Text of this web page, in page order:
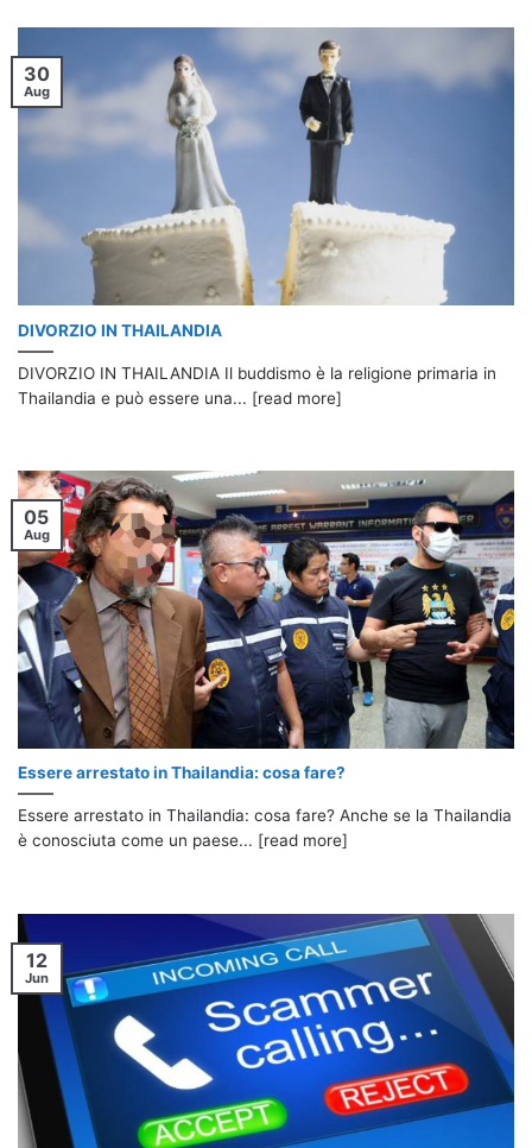
DIVORZIO IN THAILANDIA
DIVORZIO IN THAILANDIA Il buddismo è la religione primaria in
Thailandia e può essere una... [read more]
30
Aug
Essere arrestato in Thailandia: cosa fare?
Essere arrestato in Thailandia: cosa fare? Anche se la Thailandia
è conosciuta come un paese... [read more]
05
Aug
12
Jun